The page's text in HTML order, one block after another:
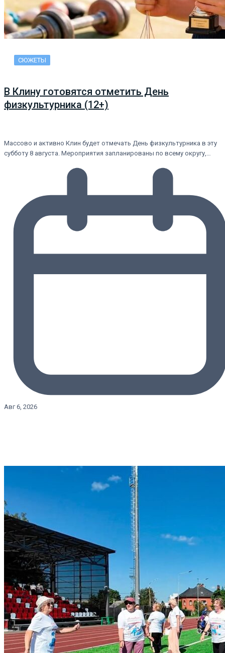
СЮЖЕТЫ
В Клину готовятся отметить День
физкультурника (12+)
Массово и активно Клин будет отмечать День физкультурника в эту
субботу 8 августа. Мероприятия запланированы по всему округу,…
Авг 6, 2026